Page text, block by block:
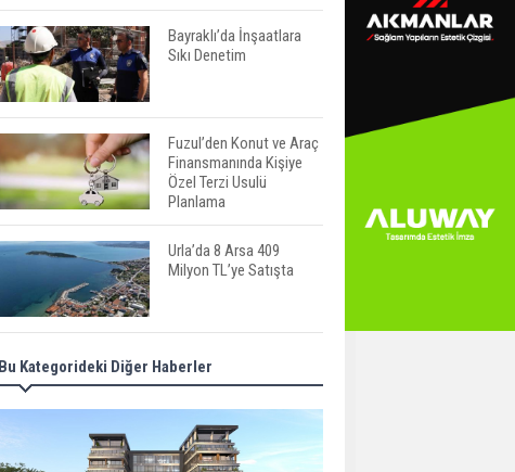
Bayraklı’da İnşaatlara
Sıkı Denetim
Fuzul’den Konut ve Araç
Finansmanında Kişiye
Özel Terzi Usulü
Planlama
Urla’da 8 Arsa 409
Milyon TL’ye Satışta
Kalyon İnşaat BAE'nin İlk
Yüksek Hızlı Demiryolu
ABD'de Konut Kredisi
Bu Kategorideki Diğer Haberler